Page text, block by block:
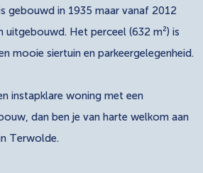
gebouwd in 1935 maar vanaf 2012
uitgebouwd. Het perceel (632 m²) is
mooie siertuin en parkeergelegenheid.
instapklare woning met een
dan ben je van harte welkom aan
Terwolde.